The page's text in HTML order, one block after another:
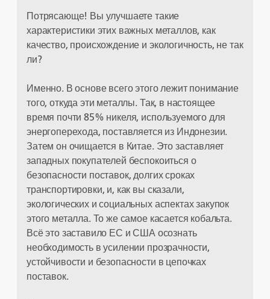
Потрясающе! Вы улучшаете такие
характеристики этих важных металлов, как
качество, происхождение и экологичность, не так
ли?
Именно. В основе всего этого лежит понимание
того, откуда эти металлы. Так, в настоящее
время почти 85% никеля, используемого для
энергоперехода, поставляется из Индонезии.
Затем он очищается в Китае. Это заставляет
западных покупателей беспокоиться о
безопасности поставок, долгих сроках
транспортировки, и, как вы сказали,
экологических и социальных аспектах закупок
этого металла. То же самое касается кобальта.
Всё это заставило ЕС и США осознать
необходимость в усилении прозрачности,
устойчивости и безопасности в цепочках
поставок.